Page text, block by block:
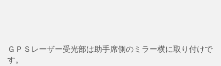
ＧＰＳレーザー受光部は助手席側のミラー横に取り付けで
す。